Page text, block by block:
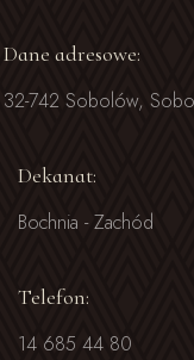
Dane adresowe:
32-742 Sobolów,
Dekanat:
Bochnia - Zachód
Telefon:
14 685 44 80